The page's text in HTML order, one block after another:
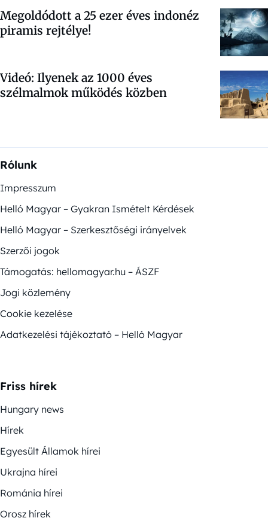
Megoldódott a 25 ezer éves indonéz
piramis rejtélye!
Videó: Ilyenek az 1000 éves
szélmalmok működés közben
Rólunk
Impresszum
Helló Magyar – Gyakran Ismételt Kérdések
Helló Magyar – Szerkesztőségi irányelvek
Szerzői jogok
Támogatás: hellomagyar.hu – ÁSZF
Jogi közlemény
Cookie kezelése
Adatkezelési tájékoztató – Helló Magyar
Friss hírek
Hungary news
Hírek
Egyesült Államok hírei
Ukrajna hírei
Románia hírei
Orosz hírek